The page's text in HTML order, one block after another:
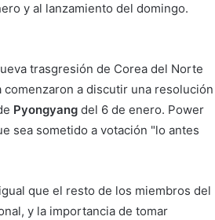
y al lanzamiento del domingo.
trasgresión de Corea del Norte
a discutir una resolución
Pyongyang del 6 de enero. Power
sea sometido a votación "lo antes
que el resto de los miembros del
y la importancia de tomar